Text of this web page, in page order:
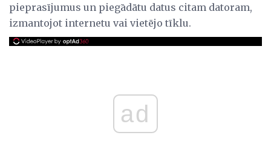
pieprasījumus un piegādātu datus citam datoram,
izmantojot internetu vai vietējo tīklu.
ad